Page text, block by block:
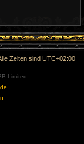
Zeiten sind UTC+02:00
Limited